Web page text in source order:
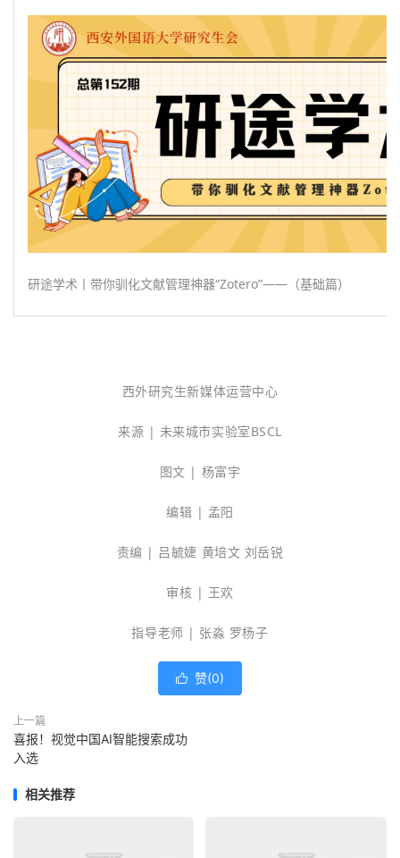
研途学术丨带你驯化文献管理神器“Zotero”—— （基础篇）
西外研究生新媒体运营中心
来源 | 未来城市实验室BSCL
图文 | 杨富宇
编辑 | 孟阳
责编 | 吕毓婕 黄培文 刘岳锐
审核 | 王欢
指导老师 | 张淼 罗杨子
 赞(0)
上一篇
喜报！视觉中国AI智能搜索成功
入选
相关推荐